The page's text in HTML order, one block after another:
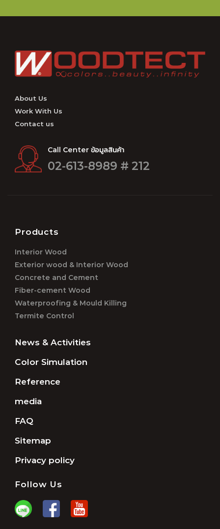
About Us
Work With Us
Contact us
Call Center ข้อมูลสินค้า
02-613-8989 # 212
Products
Interior Wood
Exterior wood & Interior Wood
Concrete and Cement
Fiber-cement Wood
Waterproofing & Mould Killing
Termite Control
News & Activities
Color Simulation
Reference
media
FAQ
Sitemap
Privacy policy
Follow Us